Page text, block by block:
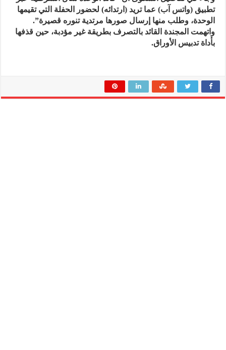
تطبيق (واتس آب) عما تريد (ارتدائه) لحضور الحفلة التي تقيمها
الوحدة، وطلب منها إرسال صورها مرتدية تنوره قصيرة”.
واتهمت المجندة القائد بالتصرف بطريقة غير مؤدبة، حين قذفها
بأداة تدبيس الأوراق.